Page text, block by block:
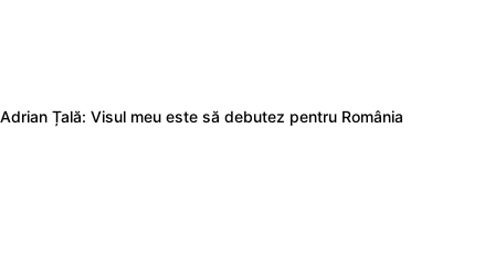
Adrian Țală: Visul meu este să debutez pentru România